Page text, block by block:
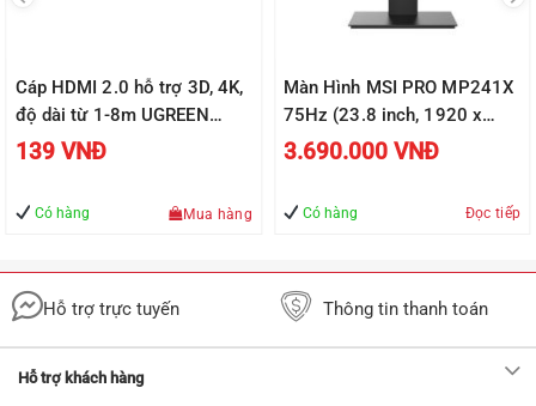
Cáp HDMI 2.0 hỗ trợ 3D, 4K,
độ dài từ 1-8m UGREEN
HD118
139 VNĐ
Có hàng Mua hàng
Màn Hình MSI PRO MP241X
75Hz (23.8 inch, 1920 x
1080, 75Hz, VA, 8ms)
3.690.000 VNĐ
Có hàng Đọc tiếp
Hỗ trợ trực tuyến Thông tin thanh toán
Hỗ trợ khách hàng